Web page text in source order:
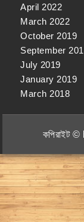
April 2022
March 2022
October 2019
September
July 2019
January 2019
March 2018
কপিরাইট